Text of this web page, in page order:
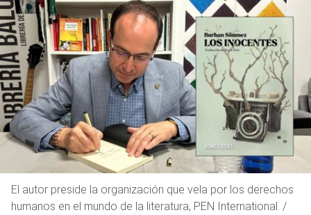
El autor preside la organización que vela por los derechos
humanos en el mundo de la literatura, PEN International. /